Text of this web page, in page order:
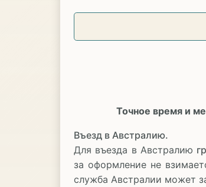
Точное время и
Въезд в Австралию.
Для въезда в Австралию
за оформление не
служба Австралии может